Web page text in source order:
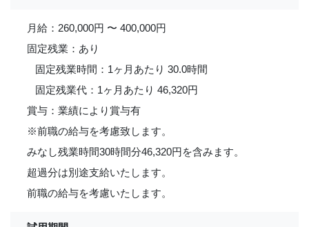
月給：260,000円 〜 400,000円
固定残業：あり
固定残業時間：1ヶ月あたり 30.0時間
固定残業代：1ヶ月あたり 46,320円
賞与：業績により賞与有
※前職の給与を考慮致します。
みなし残業時間30時間分46,320円を含みます。
超過分は別途支給いたします。
前職の給与を考慮いたします。